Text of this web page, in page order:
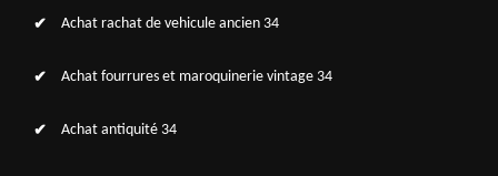
Achat rachat de vehicule ancien 34
Achat fourrures et maroquinerie vintage 34
Achat antiquité 34